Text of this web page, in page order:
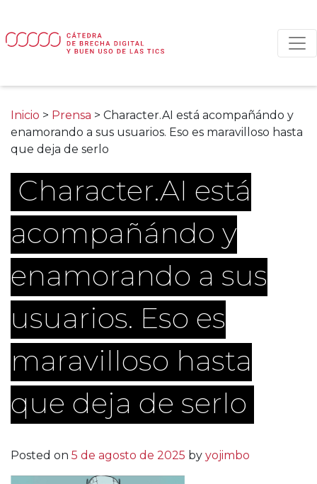
Main Navigation
Inicio > Prensa > Character.AI está acompañándo y
enamorando a sus usuarios. Eso es maravilloso hasta
que deja de serlo
Character.AI está
acompañándo y
enamorando a sus
usuarios. Eso es
maravilloso hasta
que deja de serlo
Posted on 5 de agosto de 2025 by yojimbo